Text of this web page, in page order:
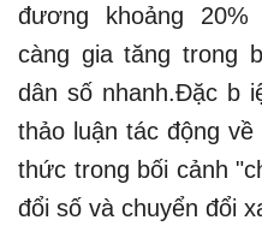
đương khoảng
càng gia tăng trong
dân số nhanh.Đặc b
thảo luận tác động
thức trong bối cảnh
đổi số và chuyển đổi